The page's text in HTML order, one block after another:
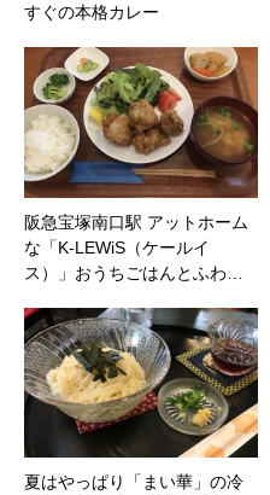
すぐの本格カレー
阪急宝塚南口駅 アットホーム
な「K-LEWiS（ケールイ
ス）」おうちごはんとふわ…
夏はやっぱり「まい華」の冷